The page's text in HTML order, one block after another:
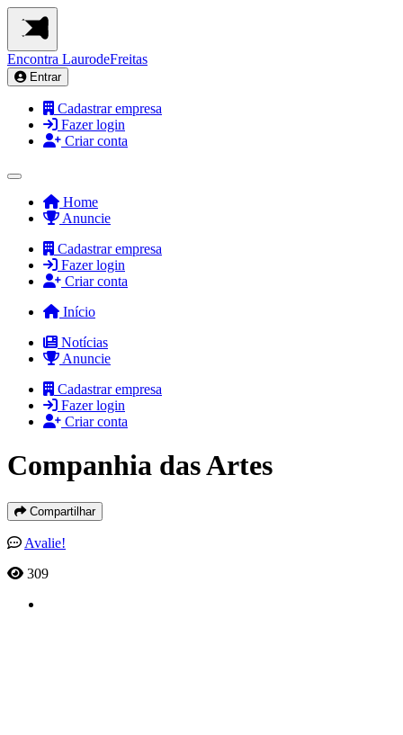
Encontra LaurodeFreitas
Entrar
Cadastrar empresa
Fazer login
Criar conta
Home
Anuncie
Cadastrar empresa
Fazer login
Criar conta
Início
Notícias
Anuncie
Cadastrar empresa
Fazer login
Criar conta
Companhia das Artes
Compartilhar
Avalie!
309